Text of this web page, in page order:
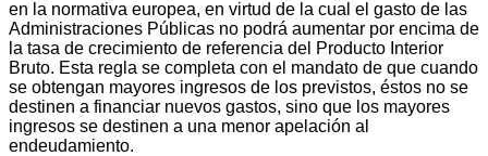
en la normativa europea, en virtud de la cual el gasto de las
Administraciones Públicas no podrá aumentar por encima de
la tasa de crecimiento de referencia del Producto Interior
Bruto. Esta regla se completa con el mandato de que cuando
se obtengan mayores ingresos de los previstos, éstos no se
destinen a financiar nuevos gastos, sino que los mayores
ingresos se destinen a una menor apelación al
endeudamiento.